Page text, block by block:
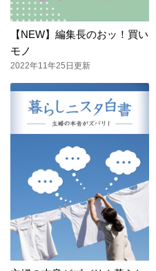
【NEW】編集長のおッ！買い
モノ
2022年11年25日更新